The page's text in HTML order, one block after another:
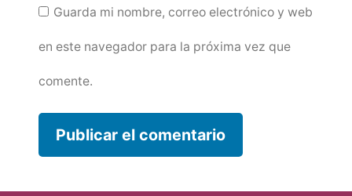
Guarda mi nombre, correo electrónico y web
en este navegador para la próxima vez que
comente.